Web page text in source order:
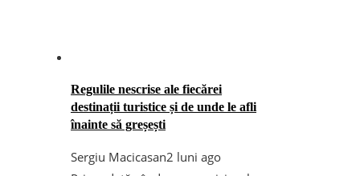
Regulile nescrise ale fiecărei
destinații turistice și de unde le afli
înainte să greșești
Sergiu Macicasan2 luni ago